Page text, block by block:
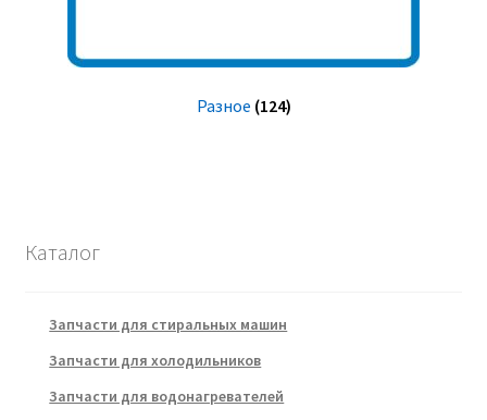
Разное (124)
Каталог
Запчасти для стиральных машин
Запчасти для холодильников
Запчасти для водонагревателей